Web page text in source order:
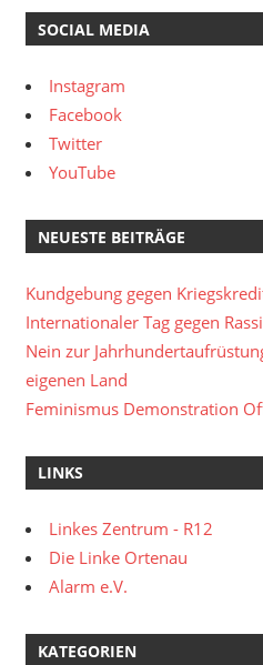
SOCIAL MEDIA
Instagram
Facebook
Twitter
YouTube
NEUESTE BEITRÄGE
Kundgebung gegen
Internationaler Tag gegen
Nein zur
eigenen Land
Feminismus Demonstration
LINKS
Linkes Zentrum - R12
Die Linke Ortenau
Alarm e.V.
KATEGORIEN